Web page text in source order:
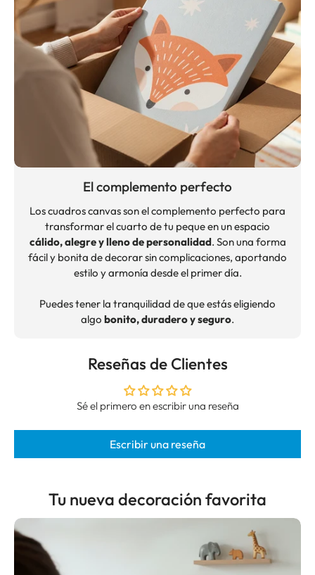
El complemento perfecto
Los cuadros canvas son el complemento perfecto para
transformar el cuarto de tu peque en un espacio
cálido, alegre y lleno de personalidad. Son una forma
fácil y bonita de decorar sin complicaciones, aportando
estilo y armonía desde el primer día.
Puedes tener la tranquilidad de que estás eligiendo
algo bonito, duradero y seguro.
Reseñas de Clientes
Sé el primero en escribir una reseña
Escribir una reseña
Tu nueva decoración favorita